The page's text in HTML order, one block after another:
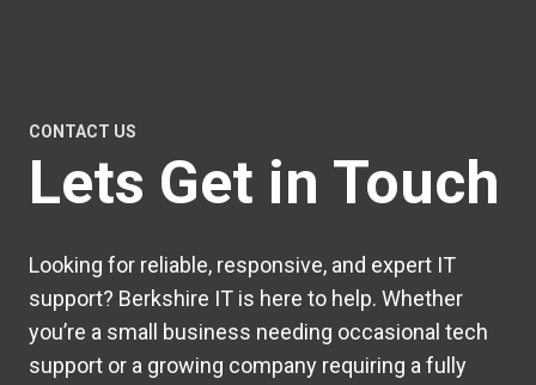
CONTACT US
Lets Get in Touch
Looking for reliable, responsive, and expert IT
support? Berkshire IT is here to help. Whether
you’re a small business needing occasional tech
support or a growing company requiring a fully